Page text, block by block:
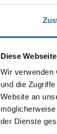
Diese
Wir verwenden
und die
Website an
der Dienste